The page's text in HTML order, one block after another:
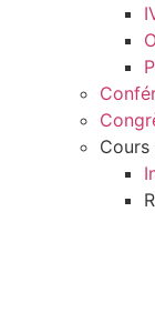
Cours